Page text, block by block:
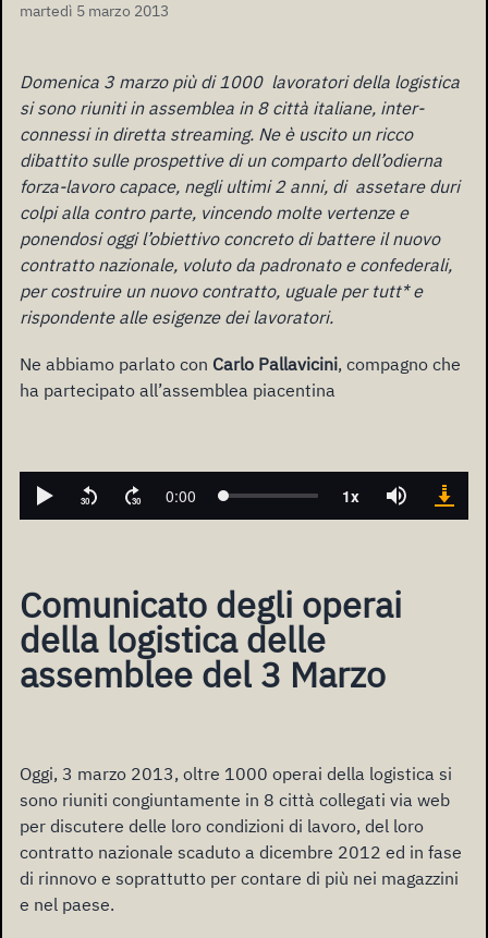
martedì 5 marzo 2013
Domenica 3 marzo più di 1000 lavoratori della logistica
si sono riuniti in assemblea in 8 città italiane, inter-
connessi in diretta streaming. Ne è uscito un ricco
dibattito sulle prospettive di un comparto dell’odierna
forza-lavoro capace, negli ultimi 2 anni, di assetare duri
colpi alla contro parte, vincendo molte vertenze e
ponendosi oggi l’obiettivo concreto di battere il nuovo
contratto nazionale, voluto da padronato e confederali,
per costruire un nuovo contratto, uguale per tutt* e
rispondente alle esigenze dei lavoratori.
Ne abbiamo parlato con Carlo Pallavicini, compagno che
ha partecipato all’assemblea piacentina
Comunicato degli operai
della logistica delle
assemblee del 3 Marzo
Oggi, 3 marzo 2013, oltre 1000 operai della logistica si
sono riuniti congiuntamente in 8 città collegati via web
per discutere delle loro condizioni di lavoro, del loro
contratto nazionale scaduto a dicembre 2012 ed in fase
di rinnovo e soprattutto per contare di più nei magazzini
e nel paese.